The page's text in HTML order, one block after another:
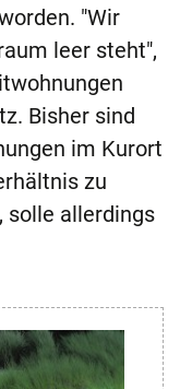
"Wir
leer steht",
Bisher sind
im Kurort
zu
solle allerdings